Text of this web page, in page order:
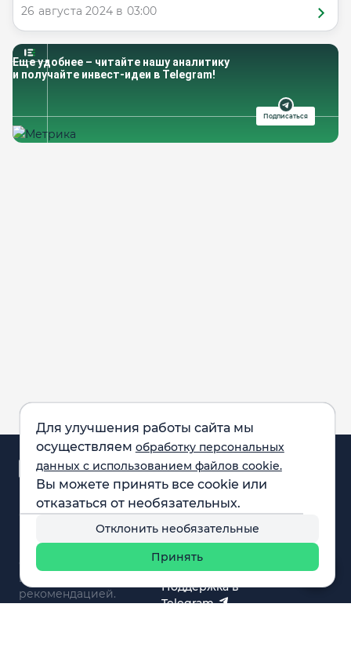
Для улучшения работы сайта мы
осуществляем обработку персональных
данных с использованием файлов cookie.
Вы можете принять все cookie или
отказаться от необязательных.
Отклонить необязательные
Принять
26 августа 2024 в 03:00
Еще удобнее – читайте нашу аналитику
и получайте инвест-идеи в Telegram!
Подписаться
Обращаем внимание:
все материалы,
представленные на
сайте, не являются
инвестиционной
рекомендацией.
Аналитика и
новости
Карта рынка
Компании
F.A.Q.
Обучение
Вебинары
О нас
Поддержка в
Telegram